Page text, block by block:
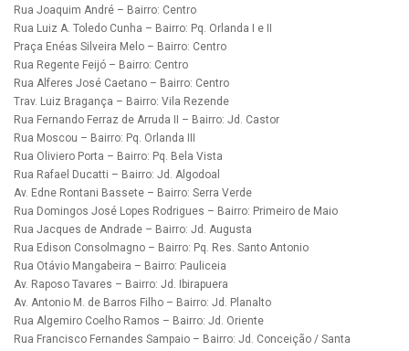
Rua Joaquim André – Bairro: Centro
Rua Luiz A. Toledo Cunha – Bairro: Pq. Orlanda I e II
Praça Enéas Silveira Melo – Bairro: Centro
Rua Regente Feijó – Bairro: Centro
Rua Alferes José Caetano – Bairro: Centro
Trav. Luiz Bragança – Bairro: Vila Rezende
Rua Fernando Ferraz de Arruda II – Bairro: Jd. Castor
Rua Moscou – Bairro: Pq. Orlanda III
Rua Oliviero Porta – Bairro: Pq. Bela Vista
Rua Rafael Ducatti – Bairro: Jd. Algodoal
Av. Edne Rontani Bassete – Bairro: Serra Verde
Rua Domingos José Lopes Rodrigues – Bairro: Primeiro de Maio
Rua Jacques de Andrade – Bairro: Jd. Augusta
Rua Edison Consolmagno – Bairro: Pq. Res. Santo Antonio
Rua Otávio Mangabeira – Bairro: Pauliceia
Av. Raposo Tavares – Bairro: Jd. Ibirapuera
Av. Antonio M. de Barros Filho – Bairro: Jd. Planalto
Rua Algemiro Coelho Ramos – Bairro: Jd. Oriente
Rua Francisco Fernandes Sampaio – Bairro: Jd. Conceição / Santa